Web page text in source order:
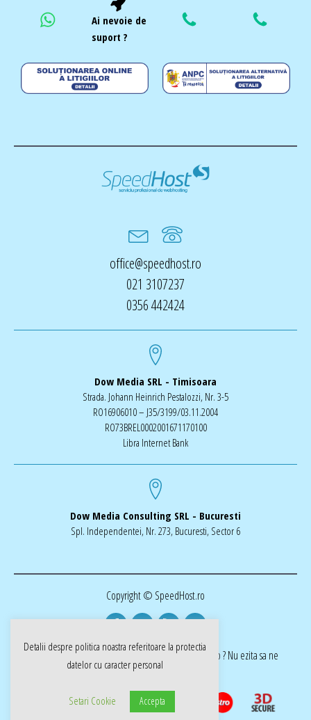
Ai nevoie de
suport ?
office@speedhost.ro
021 3107237
0356 442424
Dow Media SRL - Timisoara
Strada. Johann Heinrich Pestalozzi, Nr. 3-5
RO16906010 – J35/3199/03.11.2004
RO73BREL0002001671170100
Libra Internet Bank
Dow Media Consulting SRL - Bucuresti
Spl. Independentei, Nr. 273, Bucuresti, Sector 6
Copyright © SpeedHost.ro
realizat de Dow Media | ai nevoie de o pagina web ? Nu ezita sa ne
cotactati dow-media.ro
Detalii despre politica noastra referitoare la protectia
datelor cu caracter personal
Setari Cookie Accepta